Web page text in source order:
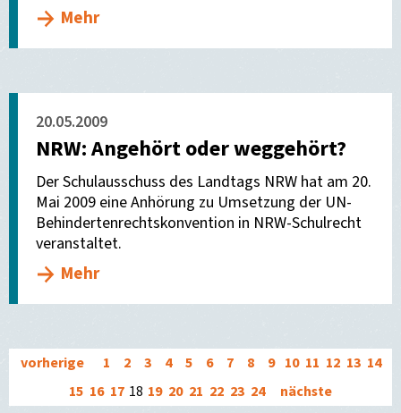
Mehr
20.05.2009
NRW: Angehört oder weggehört?
Der Schulausschuss des Landtags NRW hat am 20.
Mai 2009 eine Anhörung zu Umsetzung der UN-
Behindertenrechtskonvention in NRW-Schulrecht
veranstaltet.
Mehr
vorherige 1 2 3 4 5 6 7 8 9 10 11 12 13 14
15 16 17 18 19 20 21 22 23 24 nächste